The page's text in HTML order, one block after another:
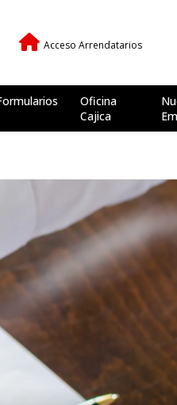
Acceso Arrendatarios
Oficina
Cajica